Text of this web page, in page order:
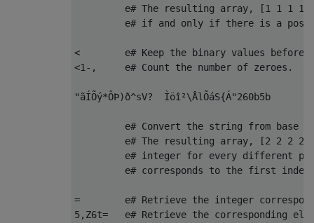
e# The resulting array, [1 1 1 1
e# if and only if there is a
<        e# Keep the binary values before
<1-,     e# Count the number of zeroes.
"ãÍÕý*ÔÞ)ð^sV?  Ìöî²\ÅlÕáS{Á"260b5b
e# Convert the string from base
e# The resulting array, [2 2 2 2
e# integer for every different
e# corresponds to the first
=        e# Retrieve the integer
5,Z6t=   e# Retrieve the corresponding